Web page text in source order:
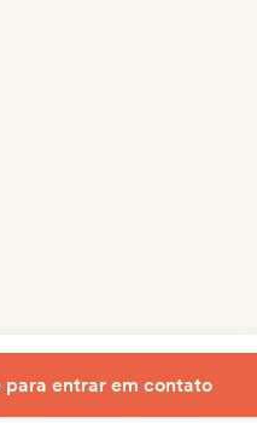
para entrar em contato